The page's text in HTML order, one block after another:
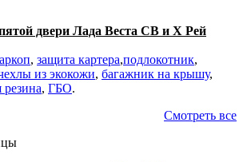
двери Лада Веста СВ и Х Рей
, защита картера,подлокотник,
из экокожи, багажник на крышу,
резина, ГБО.
Смотреть все